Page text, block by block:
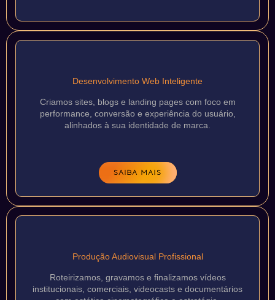
Desenvolvimento Web Inteligente
Criamos sites, blogs e landing pages com foco em
performance, conversão e experiência do usuário,
alinhados à sua identidade de marca.
SAIBA MAIS
Produção Audiovisual Profissional
Roteirizamos, gravamos e finalizamos vídeos
institucionais, comerciais, videocasts e documentários